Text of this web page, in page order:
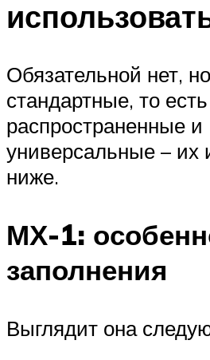
Обязательной нет,
стандартные, то
распространенные и
универсальные – их
ниже.
МХ-1:
заполнения
Выглядит она